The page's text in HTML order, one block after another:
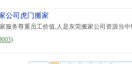
公司虎门搬家
服务尊重员工价值,人是东莞搬家公司资源当
)